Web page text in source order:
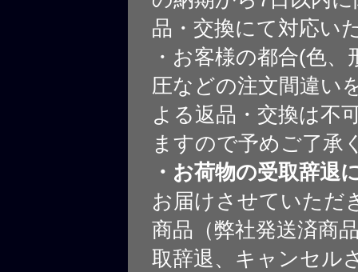
品・交換にて対応い
・お客様の都合(色、
圧などの注文間違い
よる返品・交換は不
ますので予めご了承
・お荷物の受取辞退
お届けさせていただ
商品（弊社発送済商
取辞退、キャンセル